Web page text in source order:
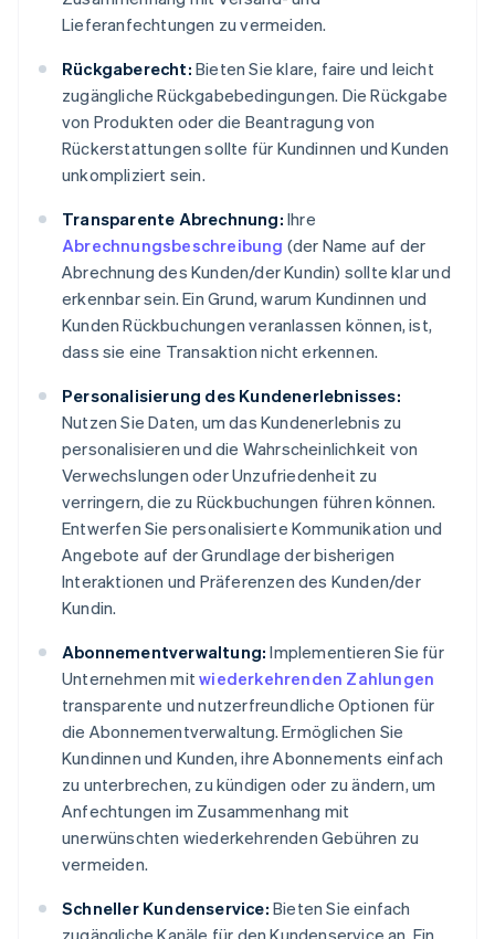
Lieferanfechtungen zu vermeiden.
Rückgaberecht: Bieten Sie klare, faire und leicht
zugängliche Rückgabebedingungen. Die Rückgabe
von Produkten oder die Beantragung von
Rückerstattungen sollte für Kundinnen und Kunden
unkompliziert sein.
Transparente Abrechnung: Ihre
Abrechnungsbeschreibung (der Name auf der
Abrechnung des Kunden/der Kundin) sollte klar und
erkennbar sein. Ein Grund, warum Kundinnen und
Kunden Rückbuchungen veranlassen können, ist,
dass sie eine Transaktion nicht erkennen.
Personalisierung des Kundenerlebnisses:
Nutzen Sie Daten, um das Kundenerlebnis zu
personalisieren und die Wahrscheinlichkeit von
Verwechslungen oder Unzufriedenheit zu
verringern, die zu Rückbuchungen führen können.
Entwerfen Sie personalisierte Kommunikation und
Angebote auf der Grundlage der bisherigen
Interaktionen und Präferenzen des Kunden/der
Kundin.
Abonnementverwaltung: Implementieren Sie für
Unternehmen mitwiederkehrenden Zahlungen
transparente und nutzerfreundliche Optionen für
die Abonnementverwaltung. Ermöglichen Sie
Kundinnen und Kunden, ihre Abonnements einfach
zu unterbrechen, zu kündigen oder zu ändern, um
Anfechtungen im Zusammenhang mit
unerwünschten wiederkehrenden Gebühren zu
vermeiden.
Schneller Kundenservice: Bieten Sie einfach